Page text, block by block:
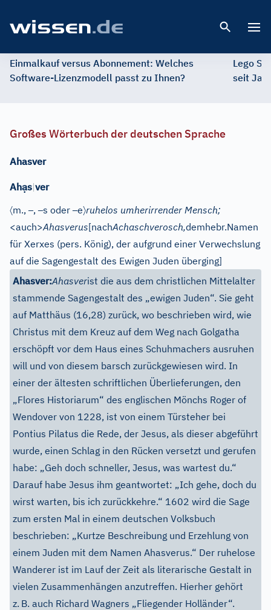
Einmalkauf versus Abonnement: Welches
Software-Lizenzmodell passt zu Ihnen?
Lego
seit
Großes Wörterbuch der deutschen Sprache
Ahasver
Ahạs|ver
〈m.,–,–s oder–e〉ruhelos umherirrender Mensch;
<auch>Ahasverus[nachAchaschverosch,demhebr.Namen
für Xerxes (pers. König), der aufgrund einer Verwechslung
auf die Sagengestalt des Ewigen Juden überging]
Ahasver:Ahasverist die aus dem christlichen Mittelalter
stammende Sagengestalt des „ewigen Juden“. Sie geht
auf Matthäus (16,28) zurück, wo beschrieben wird, wie
Christus mit dem Kreuz auf dem Weg nach Golgatha
erschöpft vor dem Haus eines Schuhmachers ausruhen
will und von diesem barsch zurückgewiesen wird. In
einer der ältesten schriftlichen Überlieferungen, den
„Flores Historiarum“ des englischen Mönchs Roger of
Wendover von 1228, ist von einem Türsteher bei
Pontius Pilatus die Rede, der Jesus, als dieser abgeführt
wurde, einen Schlag in den Rücken versetzt und gerufen
habe: „Geh doch schneller, Jesus, was wartest du.“
Darauf habe Jesus ihm geantwortet: „Ich gehe, doch du
wirst warten, bis ich zurückkehre.“ 1602 wird die Sage
zum ersten Mal in einem deutschen Volksbuch
beschrieben: „Kurtze Beschreibung und Erzehlung von
einem Juden mit dem Namen Ahasverus.“ Der ruhelose
Wanderer ist im Lauf der Zeit als literarische Gestalt in
vielen Zusammenhängen anzutreffen. Hierher gehört
z. B. auch Richard Wagners „Fliegender Holländer“.